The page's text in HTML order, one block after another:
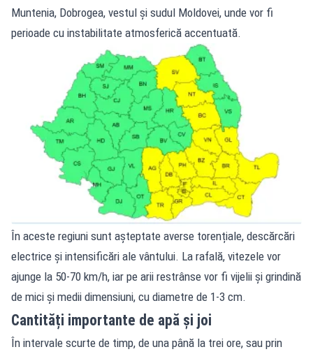
Muntenia, Dobrogea, vestul și sudul Moldovei, unde vor fi
perioade cu instabilitate atmosferică accentuată.
În aceste regiuni sunt așteptate averse torențiale, descărcări
electrice și intensificări ale vântului. La rafală, vitezele vor
ajunge la 50-70 km/h, iar pe arii restrânse vor fi vijelii și grindină
de mici și medii dimensiuni, cu diametre de 1-3 cm.
Cantități importante de apă și joi
În intervale scurte de timp, de una până la trei ore, sau prin